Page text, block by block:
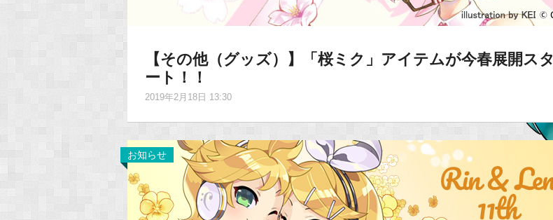
【その他（グッズ）】「桜ミク」アイテムが今春展開スタ
ート！！
2019年2月18日 13:30
お知らせ